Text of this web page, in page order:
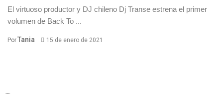
El virtuoso productor y DJ chileno Dj Transe estrena el primer
volumen de Back To ...
PorTania 15 de enero de 2021